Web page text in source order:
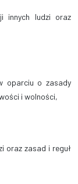
innych ludzi oraz
oparciu o zasady
i wolności,
oraz zasad i reguł